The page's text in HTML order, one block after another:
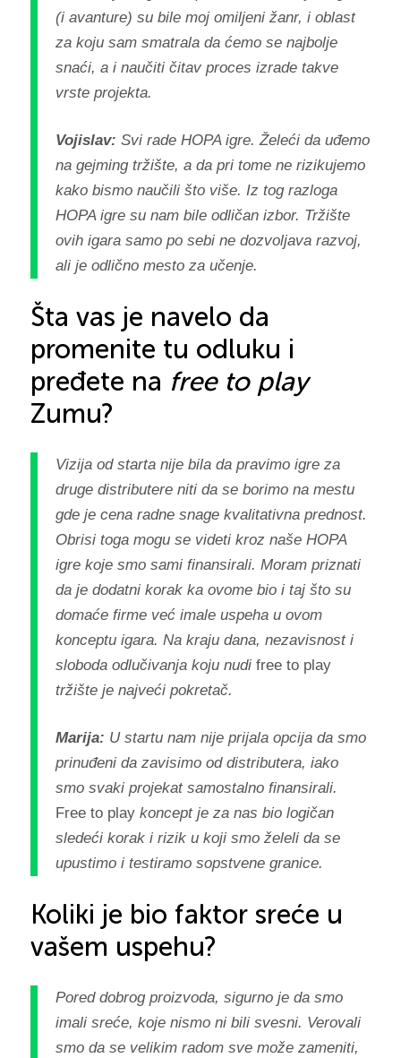
(i avanture) su bile moj omiljeni žanr, i oblast
za koju sam smatrala da ćemo se najbolje
snaći, a i naučiti čitav proces izrade takve
vrste projekta.
Vojislav: Svi rade HOPA igre. Želeći da uđemo
na gejming tržište, a da pri tome ne rizikujemo
kako bismo naučili što više. Iz tog razloga
HOPA igre su nam bile odličan izbor. Tržište
ovih igara samo po sebi ne dozvoljava razvoj,
ali je odlično mesto za učenje.
Šta vas je navelo da
promenite tu odluku i
pređete na free to play
Zumu?
Vizija od starta nije bila da pravimo igre za
druge distributere niti da se borimo na mestu
gde je cena radne snage kvalitativna prednost.
Obrisi toga mogu se videti kroz naše HOPA
igre koje smo sami finansirali. Moram priznati
da je dodatni korak ka ovome bio i taj što su
domaće firme već imale uspeha u ovom
konceptu igara. Na kraju dana, nezavisnost i
sloboda odlučivanja koju nudi free to play
tržište je najveći pokretač.
Marija: U startu nam nije prijala opcija da smo
prinuđeni da zavisimo od distributera, iako
smo svaki projekat samostalno finansirali.
Free to playkoncept je za nas bio logičan
sledeći korak i rizik u koji smo želeli da se
upustimo i testiramo sopstvene granice.
Koliki je bio faktor sreće u
vašem uspehu?
Pored dobrog proizvoda, sigurno je da smo
imali sreće, koje nismo ni bili svesni. Verovali
smo da se velikim radom sve može zameniti,